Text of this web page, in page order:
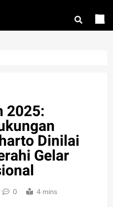
2025:
Dinilai
Gelar
0 4 mins